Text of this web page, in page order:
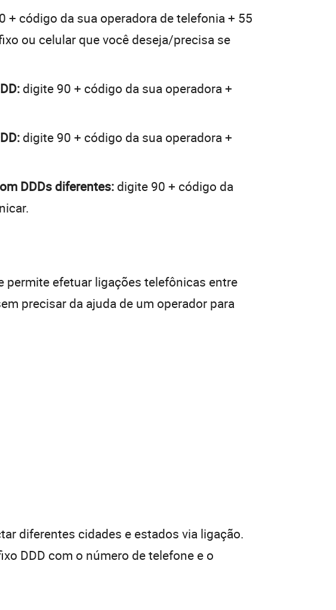
+ código da sua operadora de telefonia + 55
ou celular que você deseja/precisa se
digite 90 + código da sua operadora +
digite 90 + código da sua operadora +
DDDs diferentes: digite 90 + código da
permite efetuar ligações telefônicas entre
precisar da ajuda de um operador para
diferentes cidades e estados via ligação.
DDD com o número de telefone e o